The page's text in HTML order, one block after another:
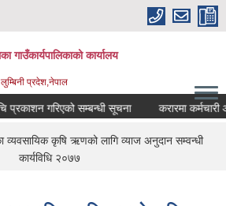
गाउँकार्यपालिकाको कार्यालय
प्रदेश,नेपाल
गरिएको सम्बन्धी सूचना करारमा कर्मचारी
व्यवसायिक कृषि ऋणको लागि व्याज अनुदान सम्वन्धी
कार्यविधि २०७७